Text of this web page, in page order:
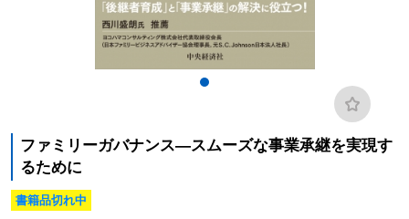
ファミリーガバナンス―スムーズな事業承継を実現す
るために
書籍品切れ中